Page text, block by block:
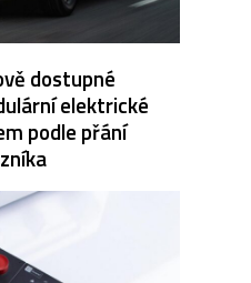
dostupné
elektrické
podle přání